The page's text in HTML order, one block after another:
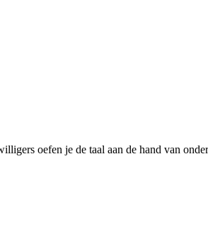
oefen je de taal aan de hand van